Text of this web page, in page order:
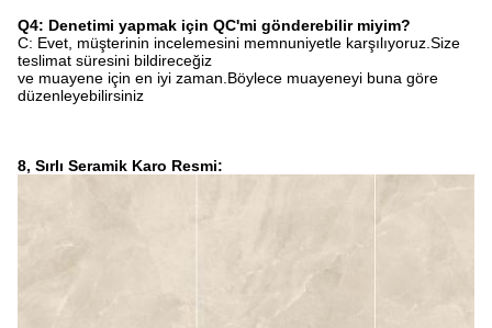
Q4: Denetimi yapmak için QC'mi gönderebilir miyim?
C: Evet, müşterinin incelemesini memnuniyetle karşılıyoruz.Size
teslimat süresini bildireceğiz
ve muayene için en iyi zaman.Böylece muayeneyi buna göre
düzenleyebilirsiniz
8, Sırlı Seramik Karo Resmi: